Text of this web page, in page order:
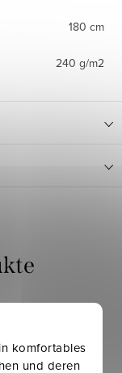
komfortables
und deren
180 cm
240 g/m2